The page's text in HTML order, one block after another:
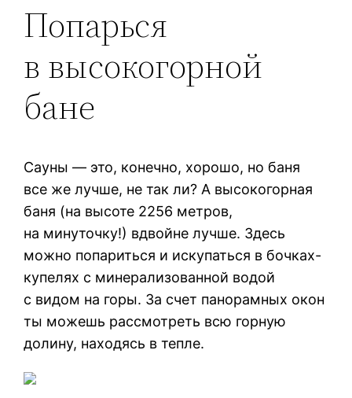
Попарься
в высокогорной
бане
Сауны — это, конечно, хорошо, но баня
все же лучше, не так ли? А высокогорная
баня (на высоте 2256 метров,
на минуточку!) вдвойне лучше. Здесь
можно попариться и искупаться в бочках-
купелях с минерализованной водой
с видом на горы. За счет панорамных окон
ты можешь рассмотреть всю горную
долину, находясь в тепле.